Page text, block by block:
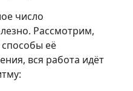
число
Рассмотрим,
способы её
вся работа идёт